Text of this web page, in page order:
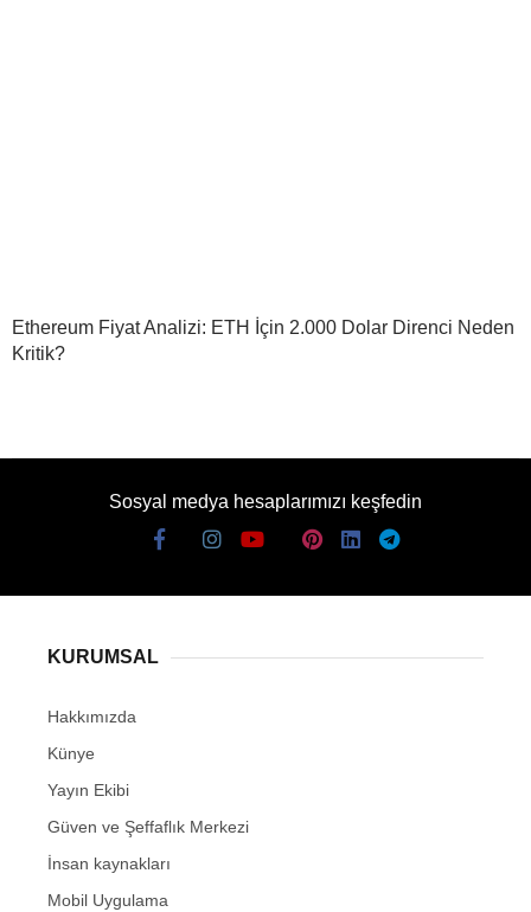
Ethereum Fiyat Analizi: ETH İçin 2.000 Dolar Direnci Neden
Kritik?
Sosyal medya hesaplarımızı keşfedin
KURUMSAL
Hakkımızda
Künye
Yayın Ekibi
Güven ve Şeffaflık Merkezi
İnsan kaynakları
Mobil Uygulama